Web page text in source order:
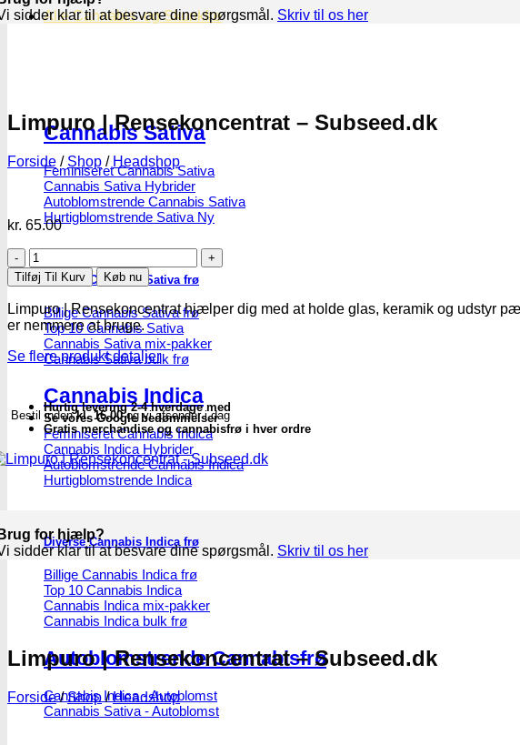
Alle Cannabis -og Skunkfrø
Cannabis Sativa
Feminiseret Cannabis Sativa
Cannabis Sativa Hybrider
Autoblomstrende Cannabis Sativa
Hurtigblomstrende Sativa
Diverse Cannabis Sativa frø
Billige Cannabis Sativa frø
Top 10 Cannabis Sativa
Cannabis Sativa mix-pakker
Cannabis Sativa bulk frø
Cannabis Indica
Feminiseret Cannabis Indica
Cannabis Indica Hybrider
Autoblomstrende Cannabis Indica
Hurtigblomstrende Indica
Diverse Cannabis Indica frø
Billige Cannabis Indica frø
Top 10 Cannabis Indica
Cannabis Indica mix-pakker
Cannabis Indica bulk frø
Autoblomstrende Cannabisfrø
Cannabis Indica - Autoblomst
Cannabis Sativa - Autoblomst
sidder klar til at besvare dine spørgsmål. Skriv til os her
Limpuro | Rensekoncentrat – Subseed.dk
Forside / Shop / Headshop
kr. 65.00
Limpuro
|
Rensekoncentrat
-
Subseed.dk
antal
Tilføj Til Kurv Køb nu
Limpuro | Rensekoncentrat hjælper dig med at holde glas, keramik og udstyr
er nemmere at bruge.
Se flere produkt detaljer
Bestil indenkl. 16.00og vi afsender i dag
Hurtig levering 2-4 hverdage med
Se vores Google bedømmelser
Gratis merchandise og cannabisfrø i hver ordre
for hjælp?
sidder klar til at besvare dine spørgsmål. Skriv til os her
Limpuro | Rensekoncentrat – Subseed.dk
Forside / Shop / Headshop